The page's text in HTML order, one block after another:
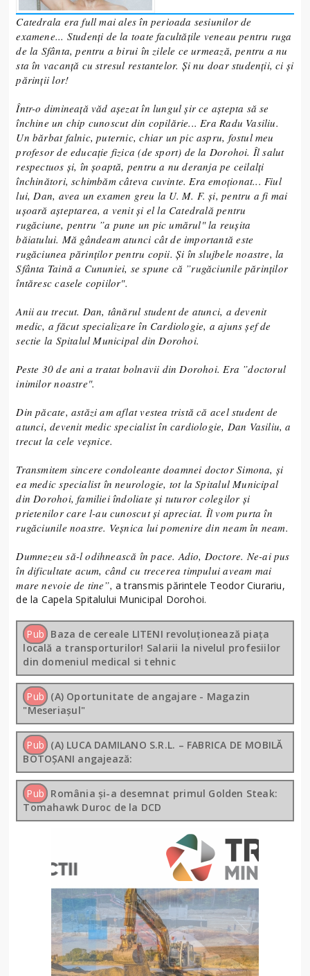
Catedrala era full mai ales în perioada sesiunilor de
examene... Studenți de la toate facultățile veneau pentru ruga
de la Sfânta, pentru a birui în zilele ce urmează, pentru a nu
sta în vacanță cu stresul restantelor. Și nu doar studenții, ci și
părinții lor!
Într-o dimineață văd așezat în lungul șir ce aștepta să se
închine un chip cunoscut din copilărie... Era Radu Vasiliu.
Un bărbat falnic, puternic, chiar un pic aspru, fostul meu
profesor de educație fizica (de sport) de la Dorohoi. Îl salut
respectuos și, în șoaptă, pentru a nu deranja pe ceilalți
închinători, schimbăm câteva cuvinte. Era emoționat... Fiul
lui, Dan, avea un examen greu la U. M. F. și, pentru a fi mai
ușoară așteptarea, a venit și el la Catedrală pentru
rugăciune, pentru ”a pune un pic umărul" la reușita
băiatului. Mă gândeam atunci cât de importantă este
rugăciunea părinților pentru copii. Și în slujbele noastre, la
Sfânta Taină a Cununiei, se spune că ”rugăciunile părinților
întăresc casele copiilor".
Anii au trecut. Dan, tânărul student de atunci, a devenit
medic, a făcut specializare în Cardiologie, a ajuns șef de
sectie la Spitalul Municipal din Dorohoi.
Peste 30 de ani a tratat bolnavii din Dorohoi. Era ”doctorul
inimilor noastre".
Din păcate, astăzi am aflat vestea tristă că acel student de
atunci, devenit medic specialist în cardiologie, Dan Vasiliu, a
trecut la cele veșnice.
Transmitem sincere condoleante doamnei doctor Simona, și
ea medic specialist în neurologie, tot la Spitalul Municipal
din Dorohoi, familiei îndoliate și tuturor colegilor și
prietenilor care l-au cunoscut și apreciat. Îl vom purta în
rugăciunile noastre. Veșnica lui pomenire din neam în neam.
Dumnezeu să-l odihnească în pace. Adio, Doctore. Ne-ai pus
în dificultate acum, când cu trecerea timpului aveam mai
mare nevoie de tine”, a transmis părintele Teodor Ciurariu,
de la Capela Spitalului Municipal Dorohoi.
Pub Baza de cereale LITENI revoluționează piața
locală a transporturilor! Salarii la nivelul profesiilor
din domeniul medical si tehnic
Pub (A) Oportunitate de angajare - Magazin
"Meseriașul"
Pub (A) LUCA DAMILANO S.R.L. – FABRICA DE MOBILĂ
BOTOȘANI angajează:
Pub România și-a desemnat primul Golden Steak:
Tomahawk Duroc de la DCD